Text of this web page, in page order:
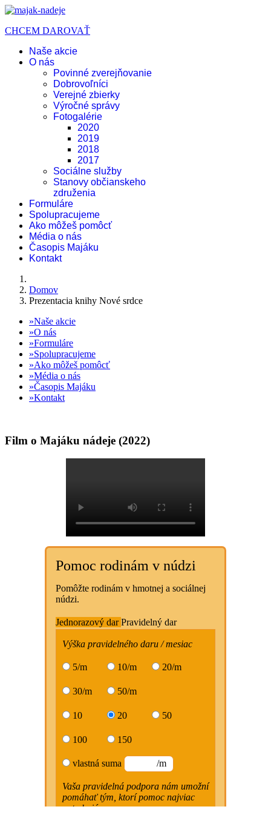
CHCEM DAROVAŤ
Naše akcie
O nás
Povinné zverejňovanie
Dobrovoľníci
Verejné zbierky
Výročné správy
Fotogalérie
2020
2019
2018
2017
Sociálne služby
Stanovy občianskeho
združenia
Formuláre
Spolupracujeme
Ako môžeš pomôcť
Média o nás
Časopis Majáku
Kontakt
Domov
Prezentacia knihy Nové srdce
Naše akcie
O nás
Formuláre
Spolupracujeme
Ako môžeš pomôcť
Média o nás
Časopis Majáku
Kontakt
Film o Majáku nádeje (2022)